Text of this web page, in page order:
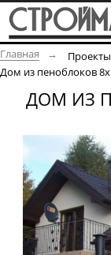
Главная
Дом из пеноблоков
ДОМ ИЗ